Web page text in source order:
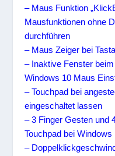
– Maus Funktion
Mausfunktionen ohne
durchführen
– Maus Zeiger bei
– Inaktive Fenster
Windows 10 Maus
– Touchpad bei
eingeschaltet lassen
– 3 Finger Gesten und
Touchpad bei Windows
–